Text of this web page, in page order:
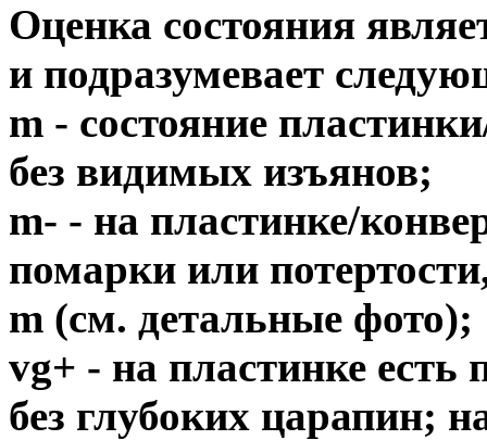
Оценка состояния
и подразумевает
m - состояние
без видимых изъянов;
m- - на пластинке/
помарки или
m (см. детальные фото);
vg+ - на пластинке есть
без глубоких царапин;